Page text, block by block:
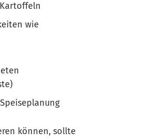
wie
können, sollte